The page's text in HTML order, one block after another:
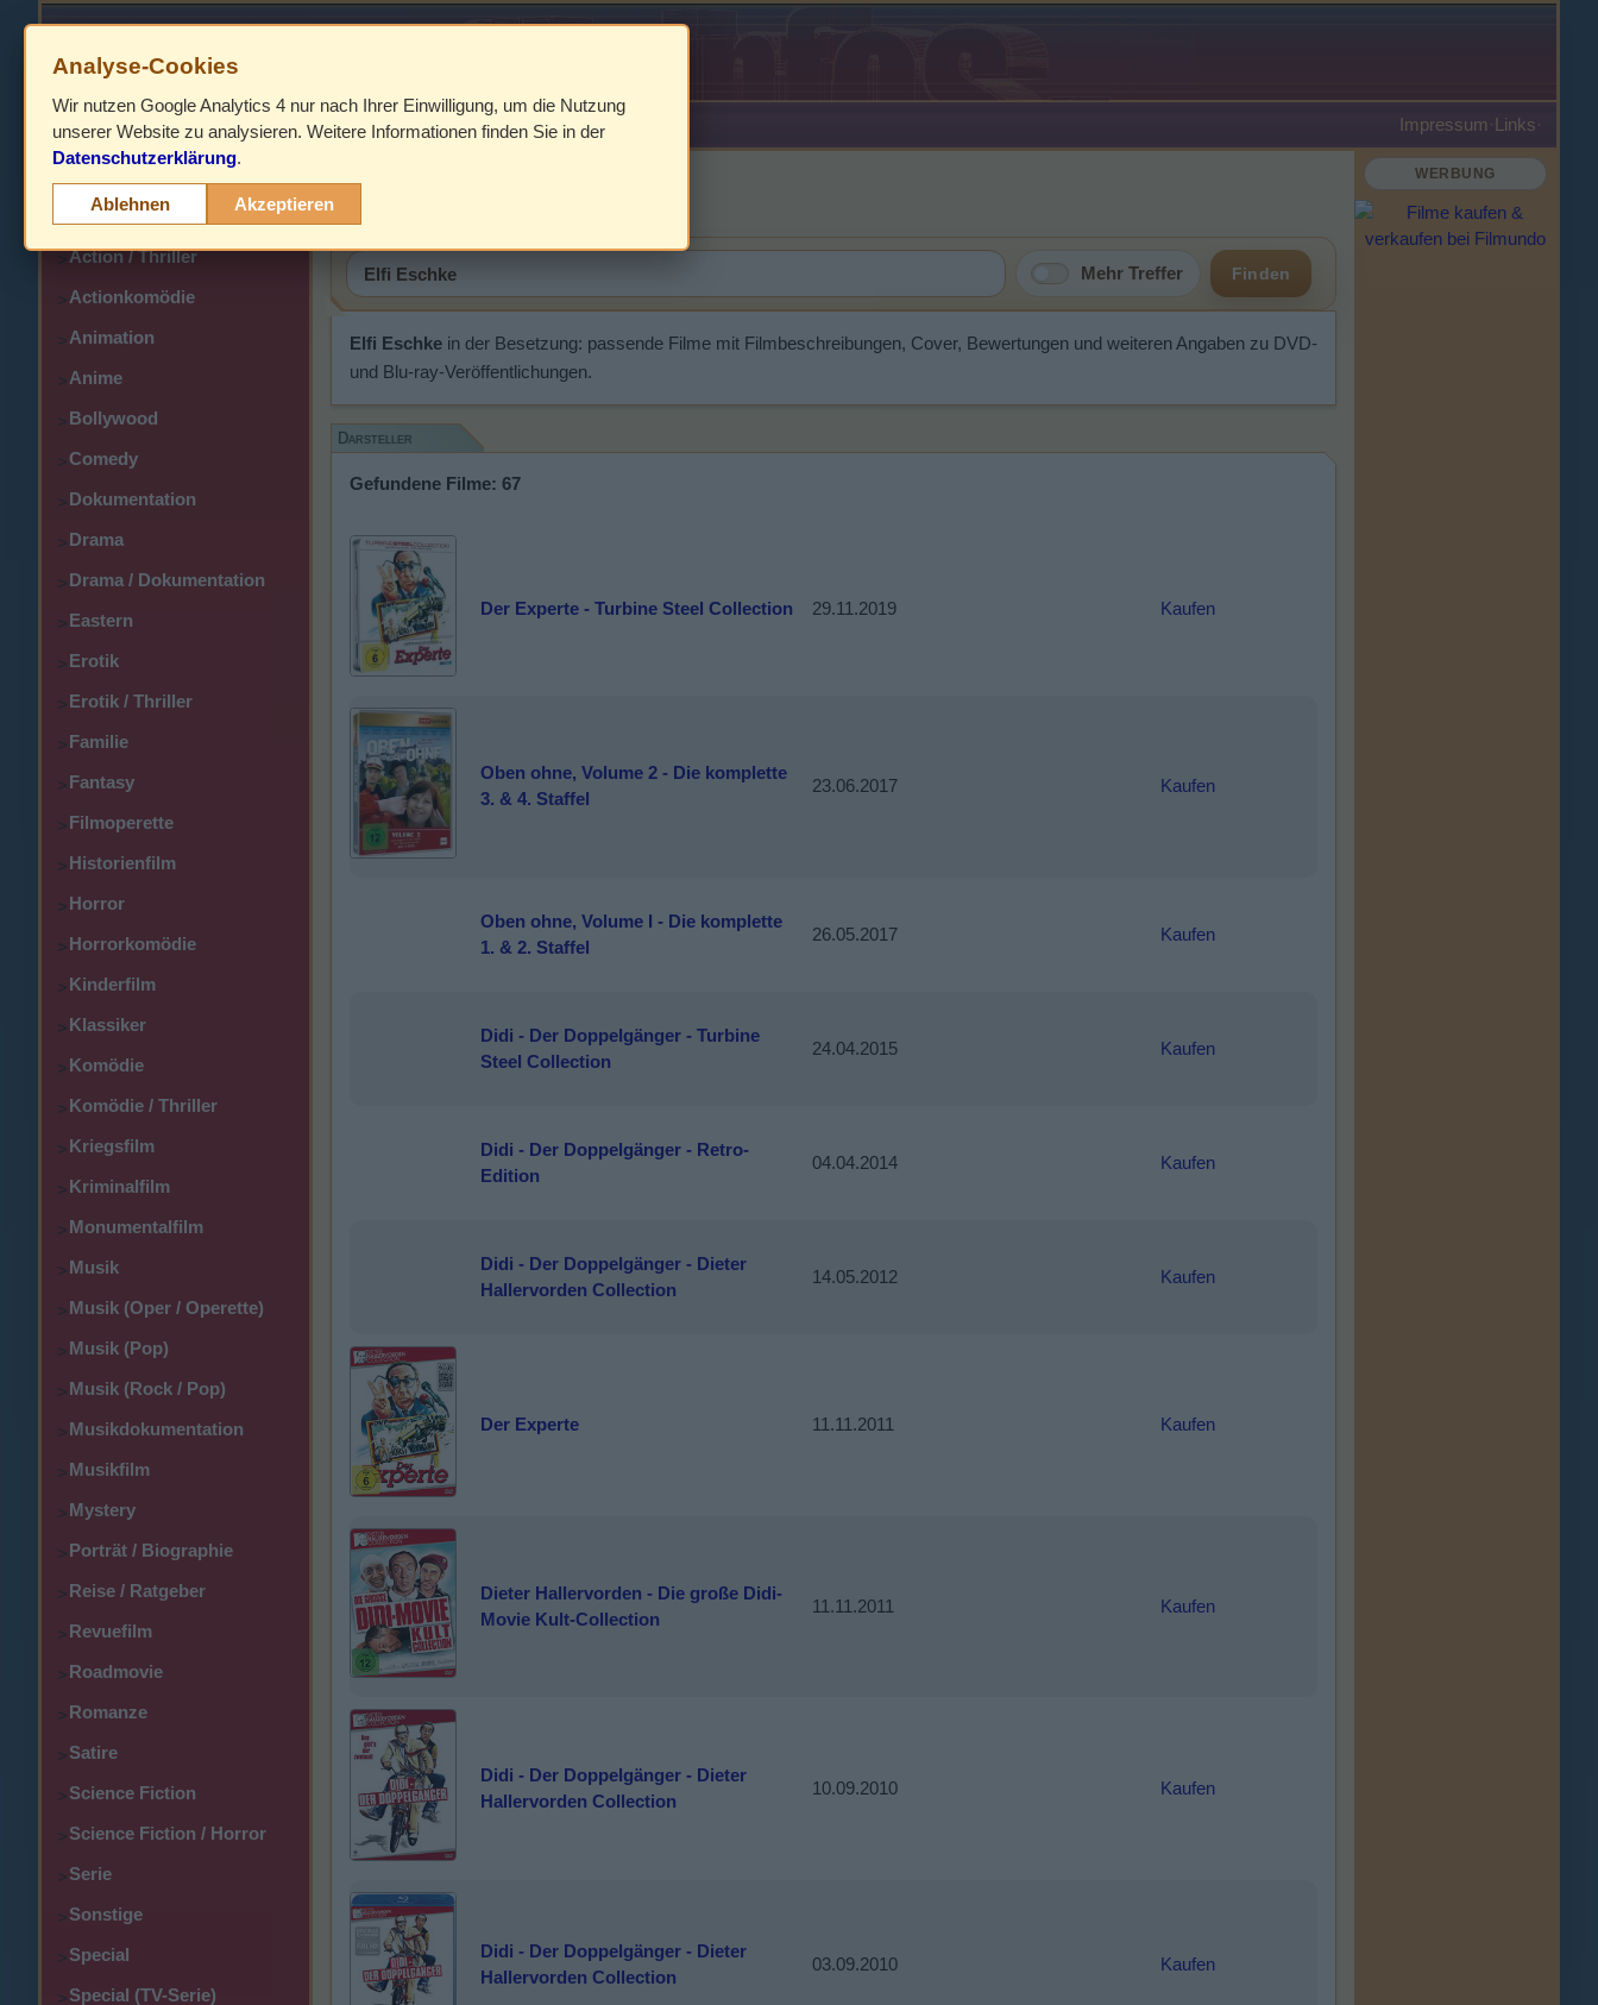
HOME Impressum ·Links·
>
> Action
>Action / Thriller
>Actionkomödie
>Animation
>Anime
>Bollywood
>Comedy
>Dokumentation
>Drama
>Drama / Dokumentation
>Eastern
>Erotik
>Erotik / Thriller
>Familie
>Fantasy
>Filmoperette
>Historienfilm
>Horror
>Horrorkomödie
>Kinderfilm
>Klassiker
>Komödie
>Komödie / Thriller
>Kriegsfilm
>Kriminalfilm
>Monumentalfilm
>Musik
>Musik (Oper / Operette)
>Musik (Pop)
>Musik (Rock / Pop)
>Musikdokumentation
>Musikfilm
>Mystery
>Porträt / Biographie
>Reise / Ratgeber
>Revuefilm
>Roadmovie
>Romanze
>Satire
>Science Fiction
>Science Fiction / Horror
>Serie
>Sonstige
>Special
>Special (TV-Serie)
Elfi Eschke
Mehr Treffer Finden
Elfi Eschke in der Besetzung: passende Filme mit Filmbeschreibungen, Cover, Bewertungen und weiteren Angaben zu DVD-
und Blu-ray-Veröffentlichungen.
Darsteller
Gefundene Filme: 67
Der Experte - Turbine Steel Collection 29.11.2019 Kaufen
Oben ohne, Volume 2 - Die komplette
3. & 4. Staffel
23.06.2017 Kaufen
Oben ohne, Volume I - Die komplette
1. & 2. Staffel
26.05.2017 Kaufen
Didi - Der Doppelgänger - Turbine
Steel Collection
24.04.2015 Kaufen
Didi - Der Doppelgänger - Retro-
Edition
04.04.2014 Kaufen
Didi - Der Doppelgänger - Dieter
Hallervorden Collection
14.05.2012 Kaufen
Der Experte 11.11.2011 Kaufen
Dieter Hallervorden - Die große Didi-
Movie Kult-Collection
11.11.2011 Kaufen
Didi - Der Doppelgänger - Dieter
Hallervorden Collection
10.09.2010 Kaufen
Didi - Der Doppelgänger - Dieter
Hallervorden Collection
03.09.2010 Kaufen
WERBUNG
Analyse-Cookies
Wir nutzen Google Analytics 4 nur nach Ihrer Einwilligung, um die Nutzung
unserer Website zu analysieren. Weitere Informationen finden Sie in der
Datenschutzerklärung.
Ablehnen Akzeptieren